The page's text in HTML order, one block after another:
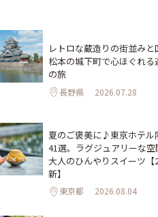
レトロな蔵造りの街並みと
松本の城下町で心ほぐれる
の旅
長野県 2026.07.28
夏のご褒美に♪東京ホテル
41選。ラグジュアリーな空
大人のひんやりスイーツ【
新】
東京都 2026.08.04